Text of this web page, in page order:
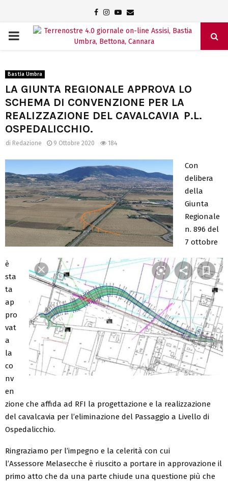
Facebook
Instagram
Youtube
Email
PRIMARY
Bastia Umbra
LA GIUNTA REGIONALE APPROVA LO
SCHEMA DI CONVENZIONE PER LA
REALIZZAZIONE DEL CAVALCAVIA P.L.
OSPEDALICCHIO.
di Redazione 9 Ottobre 2020 184
Con
delibera
della
Giunta
Regionale
n. 896 del
7 ottobre
è
sta
ta
ap
pro
vat
a
la
co
nv
en
zione che affida ad RFI la progettazione e la realizzazione
del cavalcavia per l’eliminazione del Passaggio a Livello di
Ospedalicchio.
Ringraziamo per l’impegno e la celerità con cui
l’Assessore Melasecche è riuscito a portare in approvazione il
primo atto che da una parte chiude una questione più che